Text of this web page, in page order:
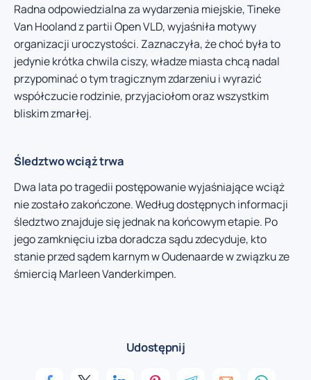
Radna odpowiedzialna za wydarzenia miejskie, Tineke
Van Hooland z partii Open VLD, wyjaśniła motywy
organizacji uroczystości. Zaznaczyła, że choć była to
jedynie krótka chwila ciszy, władze miasta chcą nadal
przypominać o tym tragicznym zdarzeniu i wyrazić
współczucie rodzinie, przyjaciołom oraz wszystkim
bliskim zmarłej.
Śledztwo wciąż trwa
Dwa lata po tragedii postępowanie wyjaśniające wciąż
nie zostało zakończone. Według dostępnych informacji
śledztwo znajduje się jednak na końcowym etapie. Po
jego zamknięciu izba doradcza sądu zdecyduje, kto
stanie przed sądem karnym w Oudenaarde w związku ze
śmiercią Marleen Vanderkimpen.
Udostępnij